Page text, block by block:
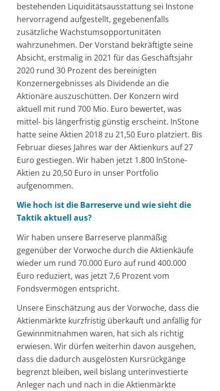
bestehenden Liquiditätsausstattung sei Instone
hervorragend aufgestellt, gegebenenfalls
zusätzliche Wachstumsopportunitäten
wahrzunehmen. Der Vorstand bekräftigte seine
Absicht, erstmalig in 2021 für das Geschäftsjahr
2020 rund 30 Prozent des bereinigten
Konzernergebnisses als Dividende an die
Aktionäre auszuschütten. Der Konzern wird
aktuell mit rund 700 Mio. Euro bewertet, was
mittel- bis längerfristig günstig erscheint. InStone
hatte seine Aktien 2018 zu 21,50 Euro platziert. Bis
Februar dieses Jahres war der Aktienkurs auf 27
Euro gestiegen. Wir haben jetzt 1.800 InStone-
Aktien zu 20,50 Euro in unser Portfolio
aufgenommen.
Wie hoch ist die Barreserve und wie sieht die
Taktik aktuell aus?
Wir haben unsere Barreserve planmäßig
gegenüber der Vorwoche durch die Aktienkäufe
wieder um rund 70.000 Euro auf rund 400.000
Euro reduziert, was jetzt 7,6 Prozent vom
Fondsvermögen entspricht.
Unsere Einschätzung aus der Vorwoche, dass die
Aktienmärkte kurzfristig überkauft und anfällig für
Gewinnmitnahmen waren, hat sich als richtig
erwiesen. Wir dürfen weiterhin davon ausgehen,
dass die dadurch ausgelösten Kursrückgänge
begrenzt bleiben, weil bislang unterinvestierte
Anleger nach und nach in die Aktienmärkte